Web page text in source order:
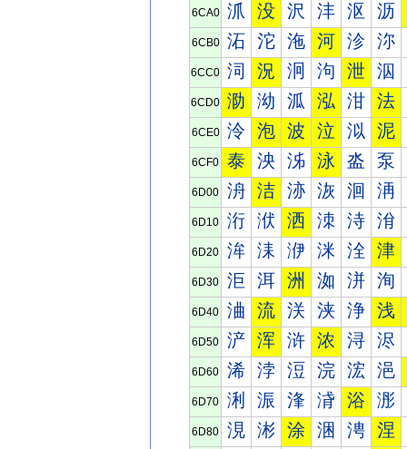
6CA0 沠 没 沢 沣 沤 沥
6CB0 沰 沱 沲 河 沴 沵
6CC0 泀 況 泂 泃 泄 泅
6CD0 泐 泑 泒 泓 泔 法
6CE0 泠 泡 波 泣 泤 泥
6CF0 泰 泱 泲 泳 泴 泵
6D00 洀 洁 洂 洃 洄 洅
6D10 洐 洑 洒 洓 洔 洕
6D20 洠 洡 洢 洣 洤 津
6D30 洰 洱 洲 洳 洴 洵
6D40 浀 流 浂 浃 浄 浅
6D50 浐 浑 浒 浓 浔 浕
6D60 浠 浡 浢 浣 浤 浥
6D70 浰 浱 浲 浳 浴 浵
6D80 涀 涁 涂 涃 涄 涅